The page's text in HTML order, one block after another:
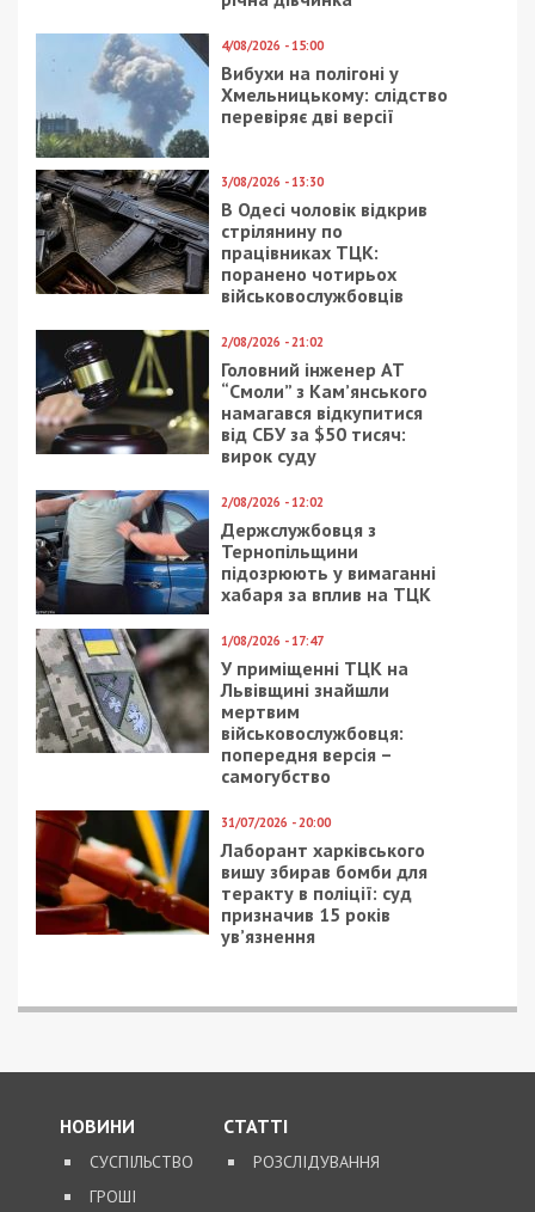
Есть два приюта под Киевом, они уже
наполнены, в каждом живет около 150 птиц. Эти
центры их создатели содержат сами, без
государственной помощи. Птиц, которые
вылечились, мы выпускаем на волю. Для этого
обычно выезжаем подальше от города.
Например, когда выпускали сову Патрульку в
лесу Царичанского района, застряли там в грязи
на машине. Пустельгу Нелли тоже выпустили.
Еще у меня был сычик, который просто сам
вышел в окно. Окрепшая птица сняла крючок на
форточке, и улетела в сад. Видим его иногда по
вечерам. Сейчас у меня дома проходят
реабилитацию сычики
Сашенька иЮппи
попали ко мне с разными проблемами, но оба
были тощенькими и слабыми. Но сейчас
отъелись и ожидают выпуска, когда наладится
погода.
пищевых цепочках. Когда птица благополучна,
ее иммунитет справляется с паразитами. Как
только птица слабнет, паразиты активизируются.